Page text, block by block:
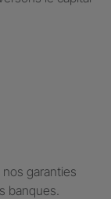
garanties
banques.